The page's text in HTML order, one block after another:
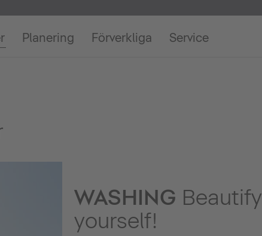
Planering Förverkliga Service
WASHING Beautify
yourself!